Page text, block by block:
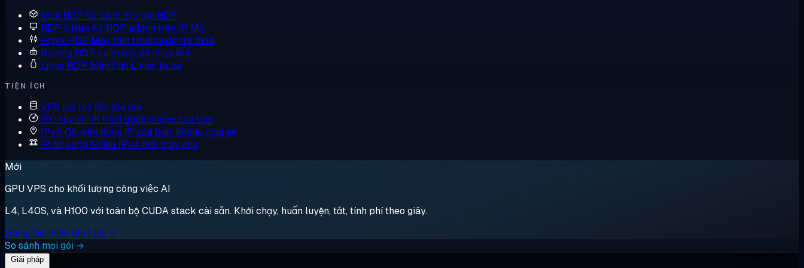
Mua RDP So sánh mọi gói RDP
RDP ở Hoa Kỳ RDP admin trên IP Mỹ
Forex RDP Máy tính trading độ trễ thấp
Botting RDP Luôn bật để chạy bot
Linux RDP Máy tính Linux, từ xa
TIỆN ÍCH
VPS lưu trữGói đĩa lớn
ISO tùy chỉnh Khởi động image của bạn
IPv4 Chuyên dụng IP của bạn, không chia sẻ
IP bổ sung Nhiều IPv4 mỗi máy chủ
Mới
GPU VPS cho khối lượng công việc AI
L4, L40S, và H100 với toàn bộ CUDA stack cài sẵn. Khởi chạy, huấn luyện, tắt, tính phí theo giây.
Dùng thử miễn phí 1 giờ →
So sánh mọi gói →